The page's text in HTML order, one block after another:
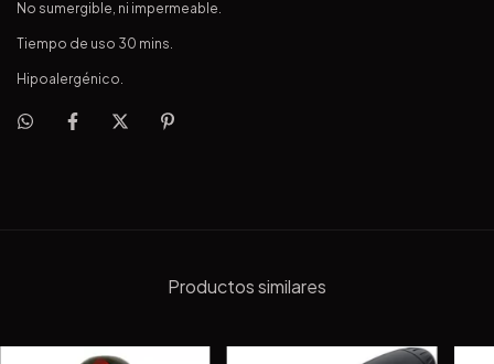
No sumergible, ni impermeable.
Tiempo de uso 30 mins.
Hipoalergénico.
Productos similares